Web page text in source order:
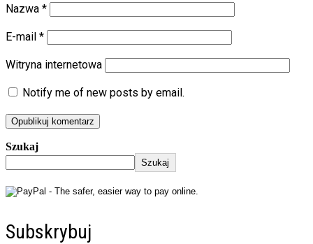
Nazwa *
E-mail *
Witryna internetowa
Notify me of new posts by email.
Szukaj
Szukaj
Subskrybuj